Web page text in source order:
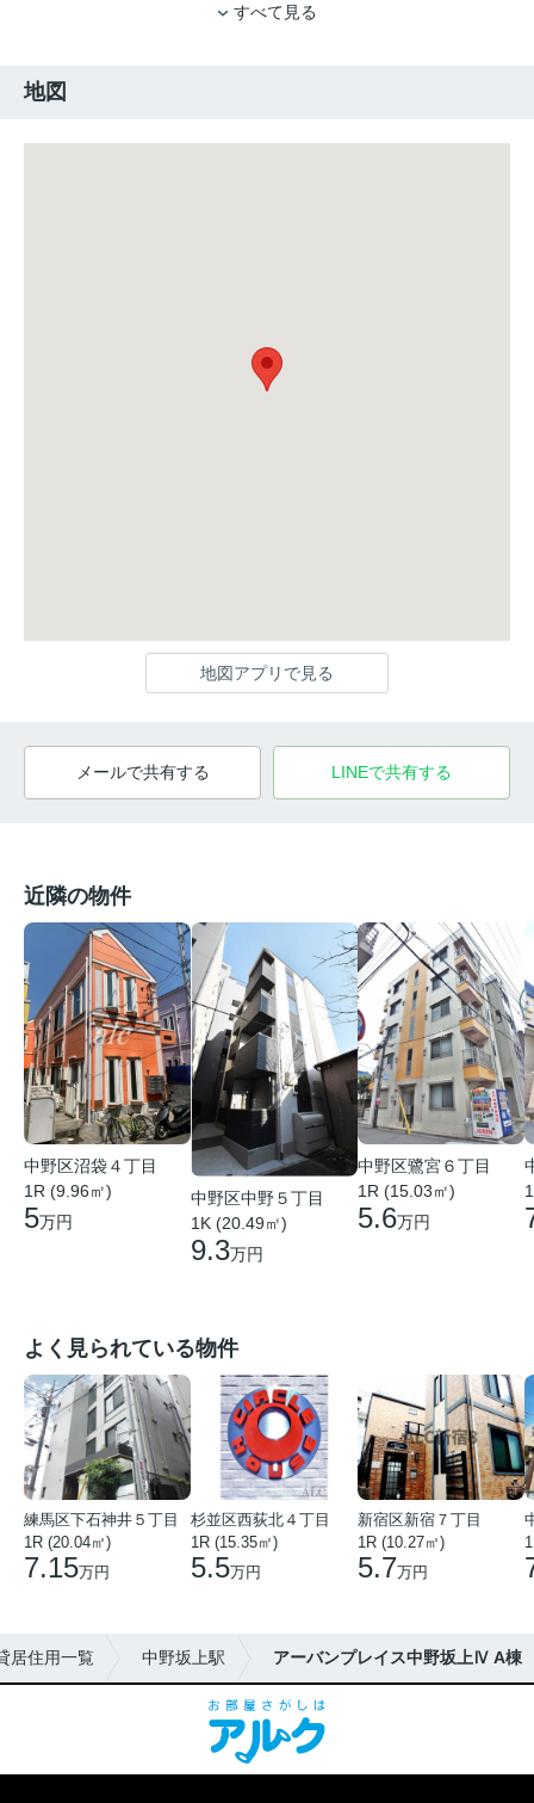
すべて見る
地図
地図アプリで見る
メールで共有する LINEで共有する
近隣の物件
中野区沼袋４丁目
1R (9.96㎡)
5万円
中野区中野５丁目
1K (20.49㎡)
9.3万円
中野区鷺宮６丁目
1R (15.03㎡)
5.6万円
よく見られている物件
練馬区下石神井５丁目
1R (20.04㎡)
7.15万円
杉並区西荻北４丁目
1R (15.35㎡)
5.5万円
新宿区新宿７丁目
1R (10.27㎡)
5.7万円
居住用一覧 中野坂上駅 アーバンプレイス中野坂上Ⅳ A棟